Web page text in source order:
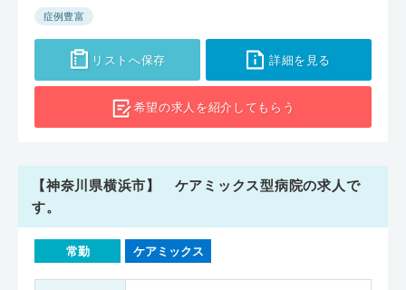
症例豊富
リストへ保存 詳細を見る
希望の求人を紹介してもらう
【神奈川県横浜市】 ケアミックス型病院の求人で
す。
常勤 ケアミックス